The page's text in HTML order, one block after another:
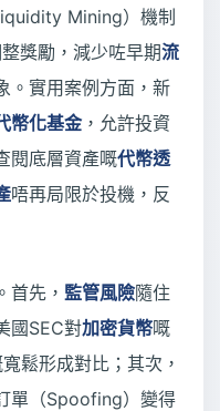
Mining）機制
獎勵，減少咗早期流
。實用案例方面，新
幣化基金，允許投資
閱底層資產嘅代幣透
唔再局限於投機，反
首先， 監管風險隨住
國SEC對加密貨幣嘅
鬆形成對比；其次，
單（Spoofing）變得